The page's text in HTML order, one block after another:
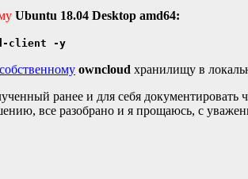
Ubuntu 18.04 Desktop amd64:
client -y
собственному owncloud хранилищу в
ранее и для себя документировать
все разобрано и я прощаюсь, с